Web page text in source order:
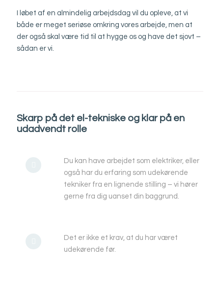
I løbet af en almindelig arbejdsdag vil du opleve, at vi
både er meget seriøse omkring vores arbejde, men at
der også skal være tid til at hygge os og have det sjovt –
sådan er vi.
Skarp på det el-tekniske og klar på en
udadvendt rolle
Du kan have arbejdet som elektriker, eller
også har du erfaring som udekørende
tekniker fra en lignende stilling – vi hører
gerne fra dig uanset din baggrund.
Det er ikke et krav, at du har været
udekørende før.